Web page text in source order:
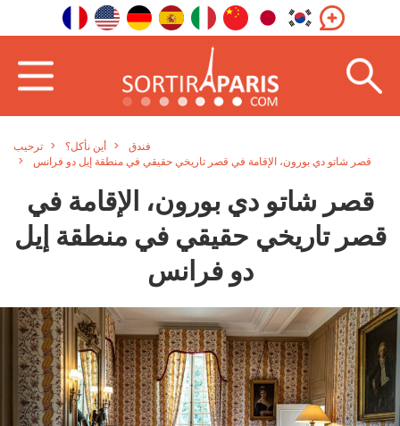
ترحيب أين نأكل؟
فندق
قصر شاتو دي بورون، الإقامة في قصر تاريخي حقيقي في منطقة إيل دو فرانس
قصر شاتو دي بورون، الإقامة في
قصر تاريخي حقيقي في منطقة إيل
دو فرانس